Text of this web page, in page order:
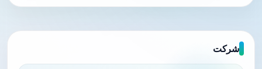
شرکت